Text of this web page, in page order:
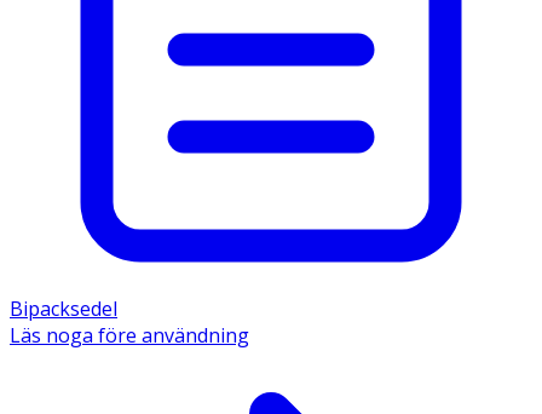
Bipacksedel
Läs noga före användning